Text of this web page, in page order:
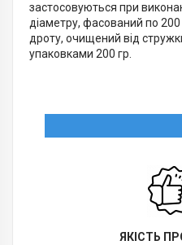
застосовуються при
діаметру, фасований по 200
дроту, очищений від
упаковками 200 гр.
ЯКІСТЬ